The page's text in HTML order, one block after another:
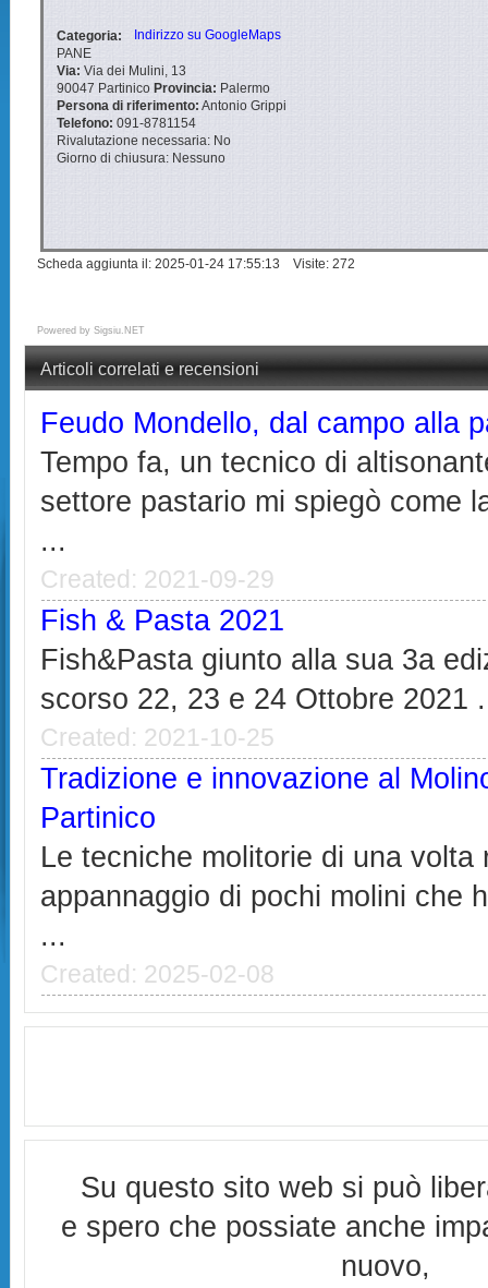
Indirizzo su GoogleMaps
Categoria:
PANE
Via: Via dei Mulini, 13
90047 Partinico Provincia: Palermo
Persona di riferimento: Antonio Grippi
Telefono: 091-8781154
Rivalutazione necessaria: No
Giorno di chiusura: Nessuno
Scheda aggiunta il: 2025-01-24 17:55:13 Visite: 272
Powered bySigsiu.NET
Articoli correlati e recensioni
Feudo Mondello, dal campo alla
Tempo fa, un tecnico di
settore pastario mi spiegò come
...
Created: 2021-09-29
Fish & Pasta 2021
Fish&Pasta giunto alla sua 3a
scorso 22, 23 e 24 Ottobre 2021
Created: 2021-10-25
Tradizione e innovazione al
Partinico
Le tecniche molitorie di una volta
appannaggio di pochi molini che
...
Created: 2025-02-08
Su questo sito web si può
e spero che possiate anche
nuovo,